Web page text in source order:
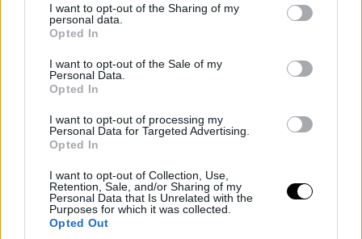
not limited to your visit or usage behaviour. You may click to
grant or deny consent to Google and its third-party tags to
use your data for below specified purposes in below Google
consent section.
I want to opt-out of the Sharing of my
personal data.
Opted In
I want to opt-out of the Sale of my
Personal Data.
Opted In
I want to opt-out of processing my
Personal Data for Targeted Advertising.
Opted In
I want to opt-out of Collection, Use,
Retention, Sale, and/or Sharing of my
Personal Data that Is Unrelated with the
Purposes for which it was collected.
Opted Out